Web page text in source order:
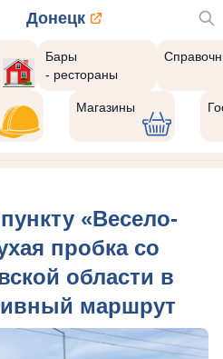
Донецк
Бары
- рестораны
Магазины
«Весело-
пробка со
области в
маршрут